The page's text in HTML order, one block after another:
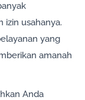
izin usahanya.
yang
amanah
Anda